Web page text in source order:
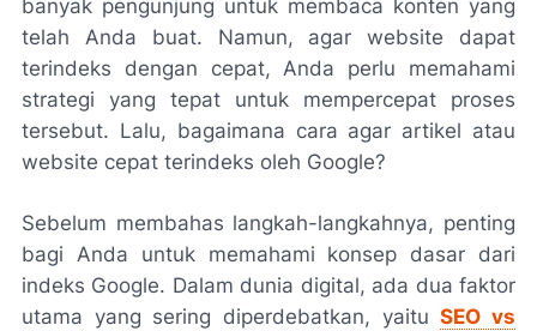
banyak pengunjung untuk membaca konten yang
telah Anda buat. Namun, agar website dapat
terindeks dengan cepat, Anda perlu memahami
strategi yang tepat untuk mempercepat proses
tersebut. Lalu, bagaimana cara agar artikel atau
website cepat terindeks oleh Google?
Sebelum membahas langkah-langkahnya, penting
bagi Anda untuk memahami konsep dasar dari
indeks Google. Dalam dunia digital, ada dua faktor
utama yang sering diperdebatkan, yaituSEO vs